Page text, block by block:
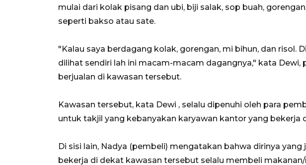
mulai dari kolak pisang dan ubi, biji salak, sop buah,
seperti bakso atau sate.
"Kalau saya berdagang kolak, gorengan, mi bihun, dan risol.
dilihat sendiri lah ini macam-macam dagangnya," kata Dewi,
berjualan di kawasan tersebut.
Kawasan tersebut, kata Dewi , selalu dipenuhi oleh para
untuk takjil yang kebanyakan karyawan kantor yang bekerja
Di sisi lain, Nadya (pembeli) mengatakan bahwa dirinya yang
bekerja di dekat kawasan tersebut selalu membeli
11 April